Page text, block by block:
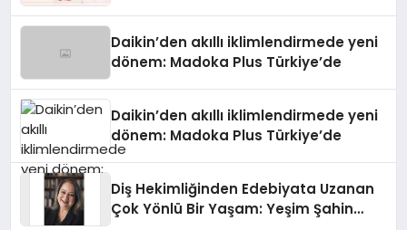
Daikin’den akıllı iklimlendirmede yeni
dönem: Madoka Plus Türkiye’de
Daikin’den akıllı iklimlendirmede yeni
dönem: Madoka Plus Türkiye’de
Diş Hekimliğinden Edebiyata Uzanan
Çok Yönlü Bir Yaşam: Yeşim Şahin